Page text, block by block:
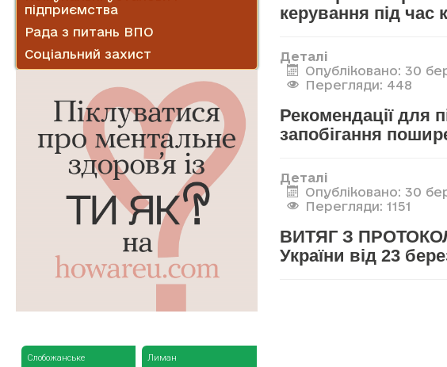
підприємства
Рада з питань ВПО
Соціальний захист
керування під час
Деталі
Опубліковано: 30
Перегляди: 448
Рекомендації для
запобігання
Деталі
Опубліковано: 30
Перегляди: 1151
ВИТЯГ З
України від 23